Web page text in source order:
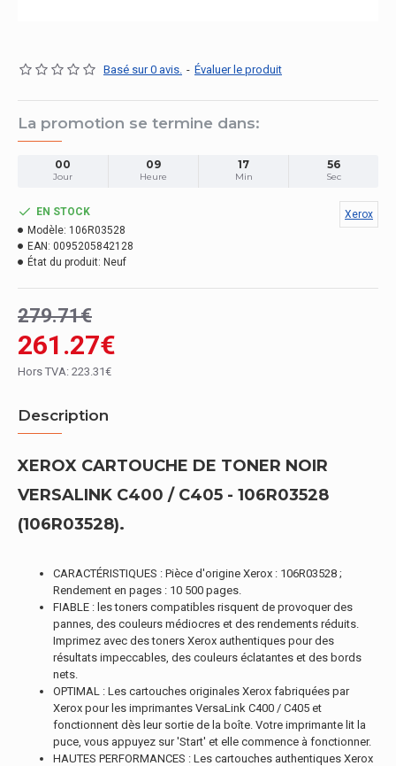
Basé sur 0 avis. - Évaluer le produit
La promotion se termine dans:
00
Jour
09
Heure
17
Min
55
Sec
261.27€
279.71€
Hors TVA: 223.31€
EN STOCK
Modèle: 106R03528
EAN: 0095205842128
État du produit: Neuf
Xerox
Description
XEROX CARTOUCHE DE TONER NOIR
VERSALINK C400 / C405 - 106R03528
(106R03528).
CARACTÉRISTIQUES : Pièce d'origine Xerox : 106R03528 ;
Rendement en pages : 10 500 pages.
FIABLE : les toners compatibles risquent de provoquer des
pannes, des couleurs médiocres et des rendements réduits.
Imprimez avec des toners Xerox authentiques pour des
résultats impeccables, des couleurs éclatantes et des bords
nets.
OPTIMAL : Les cartouches originales Xerox fabriquées par
Xerox pour les imprimantes VersaLink C400 / C405 et
fonctionnent dès leur sortie de la boîte. Votre imprimante lit la
puce, vous appuyez sur 'Start' et elle commence à fonctionner.
HAUTES PERFORMANCES : Les cartouches authentiques Xerox